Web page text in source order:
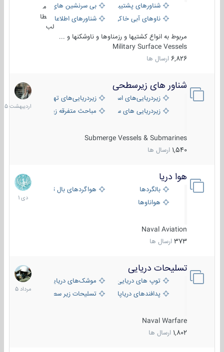
شناورهای پشتیبانی
بی سرنشین های دریایی
ناوهای آبی خاکی و نیروبرشناورهای اطلاعاتی و جاسوسی
طا
لب
مربوط به انواع کشتیها و رزمناوها و ناوشکنها و ...
Military Surface Vessels
6,826 ارسال ها
شناور های زیرسطحی
زیردریایی‌های استراتژیکزیردریایی‌های تهاجمی
زیردریایی های سبک
مباحث متفرقه زیرسطحی
Submerge Vessels & Submarines
1,540 ارسال ها
31
1405
هوا دریا
بالگردها
هواگردهای بال ثابت
هواناوها
Naval Aviation
373 ارسال ها
12
دی
1401
تسلیحات دریایی
توپ های دریایی
موشک‌های دریایی
پدافندهای دریاپایه
تسلیحات زیر سطحی
Naval Warfare
1,802 ارسال ها
2
مرداد
1405